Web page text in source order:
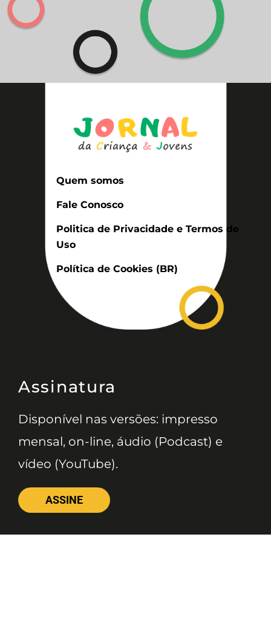
Quem somos
Fale Conosco
Politica de Privacidade e Termos de
Uso
Política de Cookies (BR)
Assinatura
Disponível nas versões: impresso
mensal, on-line, áudio (Podcast) e
vídeo (YouTube).
ASSINE